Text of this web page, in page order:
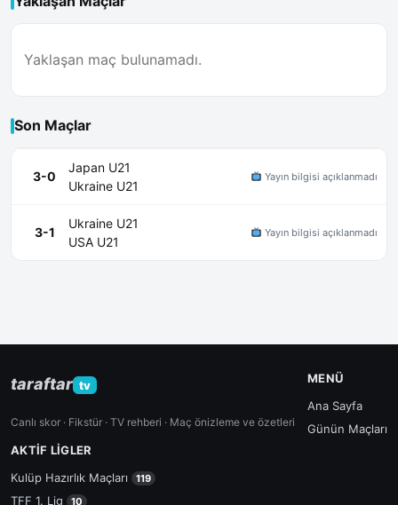
Yaklaşan maç bulunamadı.
Son Maçlar
3-0
Japan U21
Ukraine U21
Yayın bilgisi açıklanmadı
3-1
Ukraine U21
USA U21
Yayın bilgisi açıklanmadı
taraftar tv
Canlı skor · Fikstür · TV rehberi · Maç önizleme ve özetleri
MENÜ
Ana Sayfa
Günün Maçları
AKTIF LIGLER
Kulüp Hazırlık Maçları
119
TFF 1. Lig 10